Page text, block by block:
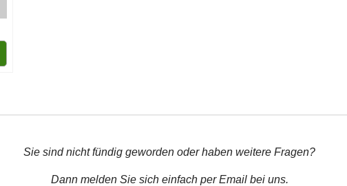
Sie sind nicht fündig geworden oder haben weitere Fragen?
Dann melden Sie sich einfach per Email bei uns.